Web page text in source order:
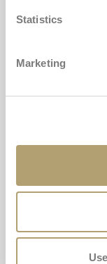
Statistics
Marketing
Precedente
Très jolie couleur et
ouvrir en revanche.
couleurs plus